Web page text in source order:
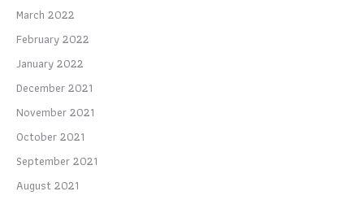
March 2022
February 2022
January 2022
December 2021
November 2021
October 2021
September 2021
August 2021